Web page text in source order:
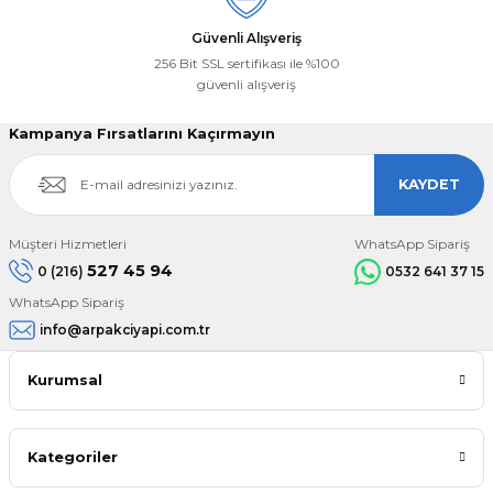
Güvenli Alışveriş
256 Bit SSL sertifikası ile %100
güvenli alışveriş
Kampanya Fırsatlarını Kaçırmayın
KAYDET
Müşteri Hizmetleri
0 (216) 527 45 94
WhatsApp Sipariş
0532 641 37 15
WhatsApp Sipariş
info@arpakciyapi.com.tr
Kurumsal
Kategoriler